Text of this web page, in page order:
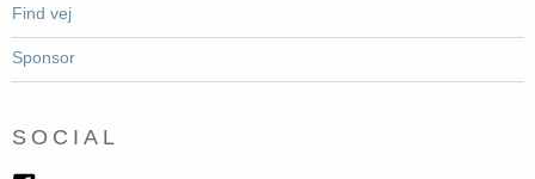
Find vej
Sponsor
SOCIAL